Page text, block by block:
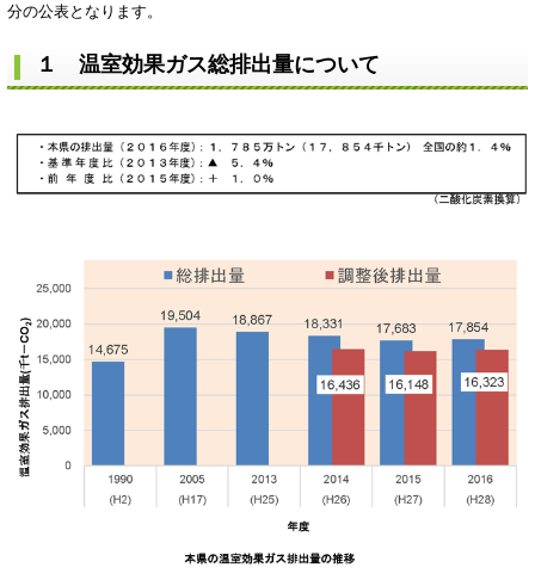
分の公表となります。
１ 温室効果ガス総排出量について